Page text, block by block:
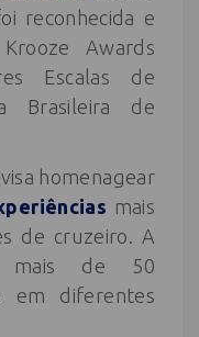
reconhecida e
Awards
Escalas de
Brasileira de
homenagear
mais
de cruzeiro. A
mais de 50
em diferentes